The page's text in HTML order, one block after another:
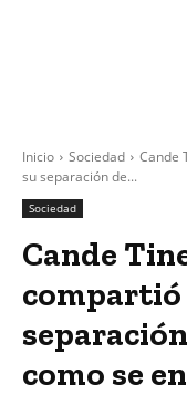
Inicio Sociedad
Cande
su separación de...
Sociedad
Cande
compartió
como se